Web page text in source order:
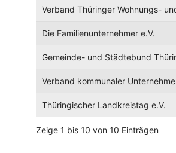
Verband Thüringer Wohnungs-
Die Familienunternehmer e.V.
Gemeinde- und Städtebund
Verband kommunaler
Thüringischer Landkreistag e.V.
Zeige 1 bis 10 von 10 Einträgen